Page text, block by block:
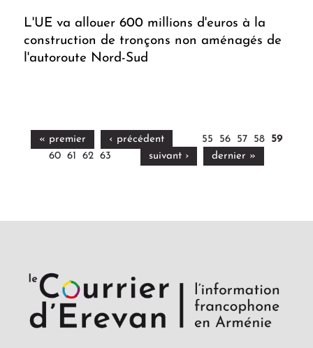
L'UE va allouer 600 millions d'euros à la
construction de tronçons non aménagés de
l'autoroute Nord-Sud
« premier ‹ précédent 55 56 57 58
59
60 61 62 63 suivant › dernier »